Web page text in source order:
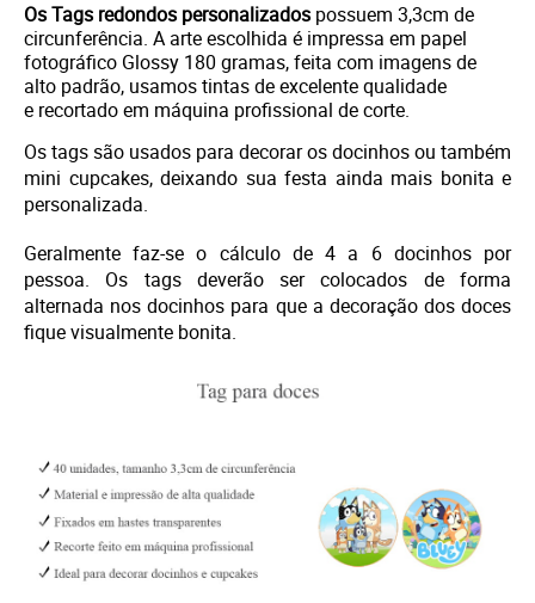
Os Tags redondos personalizados possuem 3,3cm de
circunferência. A arte escolhida é impressa em papel
fotográfico Glossy 180 gramas, feita com imagens de
alto padrão, usamos tintas de excelente qualidade
e recortado em máquina profissional de corte.
Os tags são usados para decorar os docinhos ou também
mini cupcakes, deixando sua festa ainda mais bonita e
personalizada.
Geralmente faz-se o cálculo de 4 a 6 docinhos por
pessoa. Os tags deverão ser colocados de forma
alternada nos docinhos para que a decoração dos doces
fique visualmente bonita.